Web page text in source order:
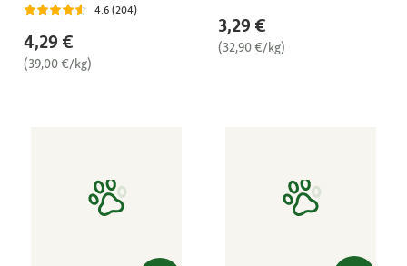
4.6 (204)
4,29 €
(39,00 €/kg)
3,29 €
(32,90 €/kg)